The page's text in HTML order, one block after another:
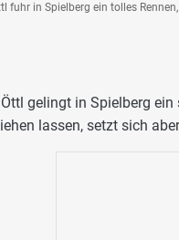
fuhr in Spielberg ein tolles
gelingt in Spielberg
lassen, setzt sich